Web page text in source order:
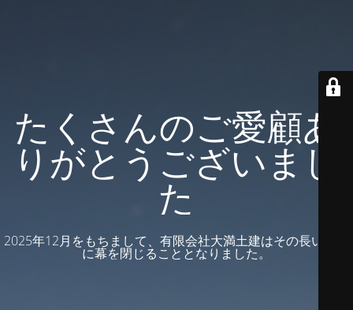
たくさんのご愛顧あ
りがとうございまし
た
2025年12月をもちまして、有限会社大満土建はその長い歴史
に幕を閉じることとなりました。